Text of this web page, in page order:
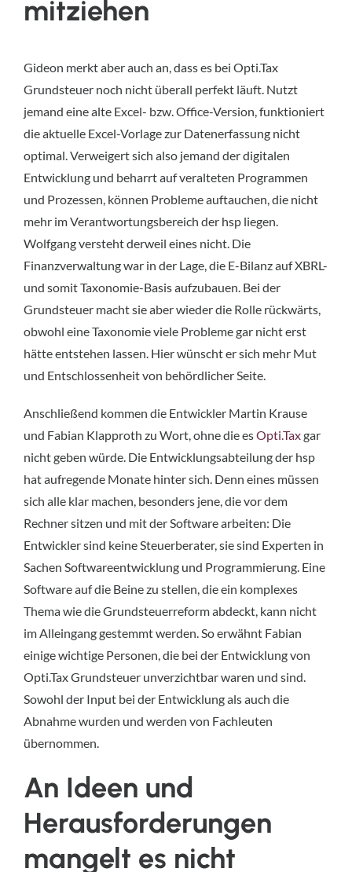
mitziehen
Gideon merkt aber auch an, dass es bei Opti.Tax
Grundsteuer noch nicht überall perfekt läuft. Nutzt
jemand eine alte Excel- bzw. Office-Version, funktioniert
die aktuelle Excel-Vorlage zur Datenerfassung nicht
optimal. Verweigert sich also jemand der digitalen
Entwicklung und beharrt auf veralteten Programmen
und Prozessen, können Probleme auftauchen, die nicht
mehr im Verantwortungsbereich der hsp liegen.
Wolfgang versteht derweil eines nicht. Die
Finanzverwaltung war in der Lage, die E-Bilanz auf XBRL-
und somit Taxonomie-Basis aufzubauen. Bei der
Grundsteuer macht sie aber wieder die Rolle rückwärts,
obwohl eine Taxonomie viele Probleme gar nicht erst
hätte entstehen lassen. Hier wünscht er sich mehr Mut
und Entschlossenheit von behördlicher Seite.
Anschließend kommen die Entwickler Martin Krause
und Fabian Klapproth zu Wort, ohne die esOpti.Taxgar
nicht geben würde. Die Entwicklungsabteilung der hsp
hat aufregende Monate hinter sich. Denn eines müssen
sich alle klar machen, besonders jene, die vor dem
Rechner sitzen und mit der Software arbeiten: Die
Entwickler sind keine Steuerberater, sie sind Experten in
Sachen Softwareentwicklung und Programmierung. Eine
Software auf die Beine zu stellen, die ein komplexes
Thema wie die Grundsteuerreform abdeckt, kann nicht
im Alleingang gestemmt werden. So erwähnt Fabian
einige wichtige Personen, die bei der Entwicklung von
Opti.Tax Grundsteuer unverzichtbar waren und sind.
Sowohl der Input bei der Entwicklung als auch die
Abnahme wurden und werden von Fachleuten
übernommen.
An Ideen und
Herausforderungen
mangelt es nicht